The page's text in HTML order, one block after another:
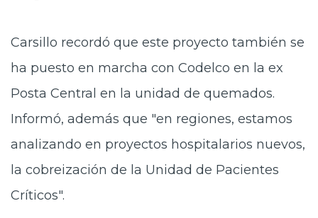
Carsillo recordó que este proyecto también se
ha puesto en marcha con Codelco en la ex
Posta Central en la unidad de quemados.
Informó, además que "en regiones, estamos
analizando en proyectos hospitalarios nuevos,
la cobreización de la Unidad de Pacientes
Críticos".